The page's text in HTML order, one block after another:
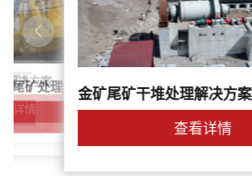
尾矿
解决方案
详情
尾矿处理解决方案简介金矿尾矿干堆处理解决方案
查看详情
鑫海尾
解决方案